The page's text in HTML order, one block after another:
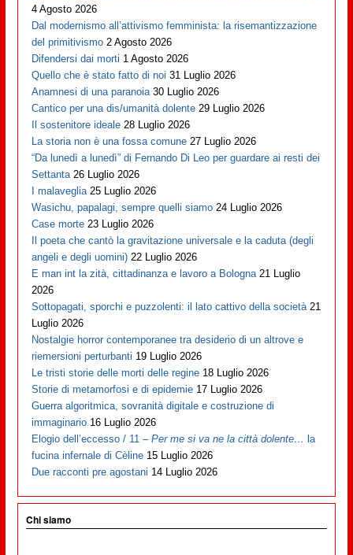
4 Agosto 2026
Dal modernismo all’attivismo femminista: la risemantizzazione
del primitivismo 2 Agosto 2026
Difendersi dai morti 1 Agosto 2026
Quello che è stato fatto di noi 31 Luglio 2026
Anamnesi di una paranoia 30 Luglio 2026
Cantico per una dis/umanità dolente 29 Luglio 2026
Il sostenitore ideale 28 Luglio 2026
La storia non è una fossa comune 27 Luglio 2026
“Da lunedì a lunedì” di Fernando Di Leo per guardare ai resti dei
Settanta 26 Luglio 2026
I malaveglia 25 Luglio 2026
Wasichu, papalagi, sempre quelli siamo 24 Luglio 2026
Case morte 23 Luglio 2026
Il poeta che cantò la gravitazione universale e la caduta (degli
angeli e degli uomini) 22 Luglio 2026
E man int la zità, cittadinanza e lavoro a Bologna 21 Luglio
2026
Sottopagati, sporchi e puzzolenti: il lato cattivo della società 21
Luglio 2026
Nostalgie horror contemporanee tra desiderio di un altrove e
riemersioni perturbanti 19 Luglio 2026
Le tristi storie delle morti delle regine 18 Luglio 2026
Storie di metamorfosi e di epidemie 17 Luglio 2026
Guerra algoritmica, sovranità digitale e costruzione di
immaginario 16 Luglio 2026
Elogio dell’eccesso / 11 –Per me si va ne la città dolente… la
fucina infernale di Cèline 15 Luglio 2026
Due racconti pre agostani 14 Luglio 2026
Chi siamo